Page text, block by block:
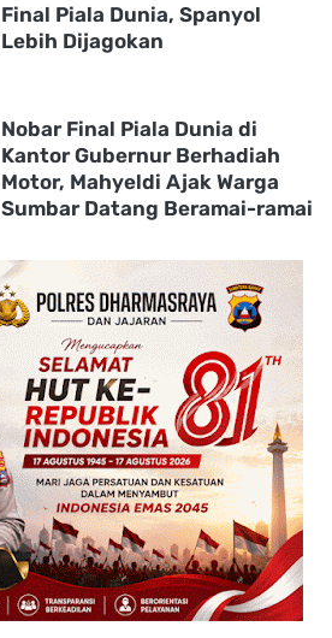
Final Piala Dunia, Spanyol
Lebih Dijagokan
Nobar Final Piala Dunia di
Kantor Gubernur Berhadiah
Motor, Mahyeldi Ajak Warga
Sumbar Datang Beramai-ramai